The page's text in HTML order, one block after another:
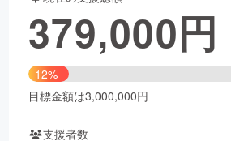
ォーマンス
店 ファッション
379,000円
12%
目標金額は3,000,000円
支援者数